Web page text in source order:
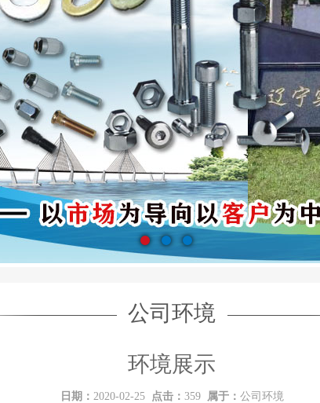
公司环境
环境展示
日期： 2020-02-25 点击： 359 属于： 公司环境